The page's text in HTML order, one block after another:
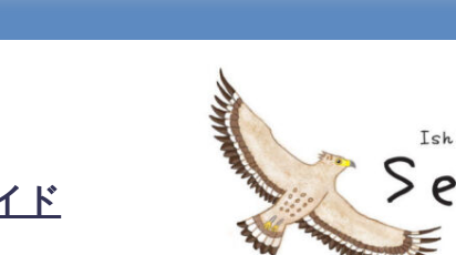
ド